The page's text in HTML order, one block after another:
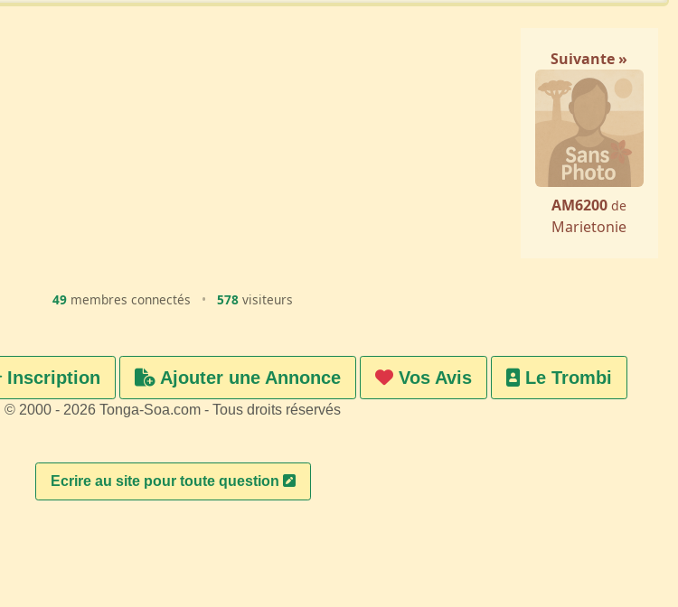
Suivante »
AM6200 de
Marietonie
49 membres connectés • 578 visiteurs
Inscription Ajouter une Annonce Vos Avis Le Trombi
© 2000 - 2026 Tonga-Soa.com - Tous droits réservés
Ecrire au site pour toute question